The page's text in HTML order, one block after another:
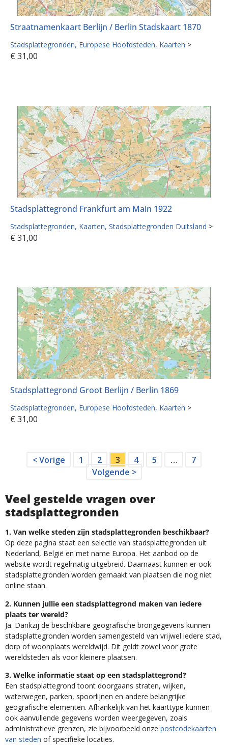
Straatnamenkaart Berlijn / Berlin Stadskaart 1870
Stadsplattegronden Europese Hoofdsteden Kaarten >
€ 31,00
Stadsplattegrond Frankfurt am Main 1922
Stadsplattegronden Kaarten Stadsplattegronden Duitsland >
€ 31,00
Stadsplattegrond Groot Berlijn / Berlin 1869
Stadsplattegronden Europese Hoofdsteden Kaarten >
€ 31,00
< Vorige 1 2 3 4 5 …
7
Volgende >
Veel gestelde vragen over
stadsplattegronden
1. Van welke steden zijn stadsplattegronden beschikbaar?
Op deze pagina staat een selectie van stadsplattegronden uit
Nederland, België en met name Europa. Het aanbod op de
website wordt regelmatig uitgebreid. Daarnaast kunnen er ook
stadsplattegronden worden gemaakt van plaatsen die nog niet
online staan.
2. Kunnen jullie een stadsplattegrond maken van iedere
plaats ter wereld?
Ja. Dankzij de beschikbare geografische brongegevens kunnen
stadsplattegronden worden samengesteld van vrijwel iedere stad,
dorp of woonplaats wereldwijd. Dit geldt zowel voor grote
wereldsteden als voor kleinere plaatsen.
3. Welke informatie staat op een stadsplattegrond?
Een stadsplattegrond toont doorgaans straten, wijken,
waterwegen, parken, spoorlijnen en andere belangrijke
geografische elementen. Afhankelijk van het kaarttype kunnen
ook aanvullende gegevens worden weergegeven, zoals
administratieve grenzen, zie bijvoorbeeld onze postcodekaarten
van steden of specifieke locaties.